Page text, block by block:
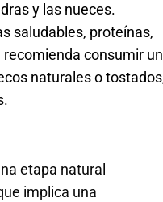
y las nueces.
saludables, proteínas,
consumir un
naturales o
etapa natural
implica una